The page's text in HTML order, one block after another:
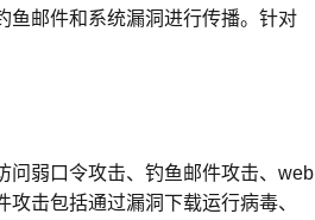
鱼邮件和系统漏洞进行传播。针对
弱口令攻击、钓鱼邮件攻击、web
击包括通过漏洞下载运行病毒、